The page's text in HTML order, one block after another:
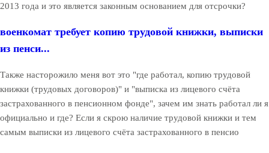
2013 года и это является законным основанием для отсрочки?
военкомат требует копию трудовой книжки, выписки
из пенси...
Также насторожило меня вот это "где работал, копию трудовой
книжки (трудовых договоров)" и "выписка из лицевого счёта
застрахованного в пенсионном фонде", зачем им знать работал ли я
официально и где? Если я скрою наличие трудовой книжки и тем
самым выписки из лицевого счёта застрахованного в пенсио